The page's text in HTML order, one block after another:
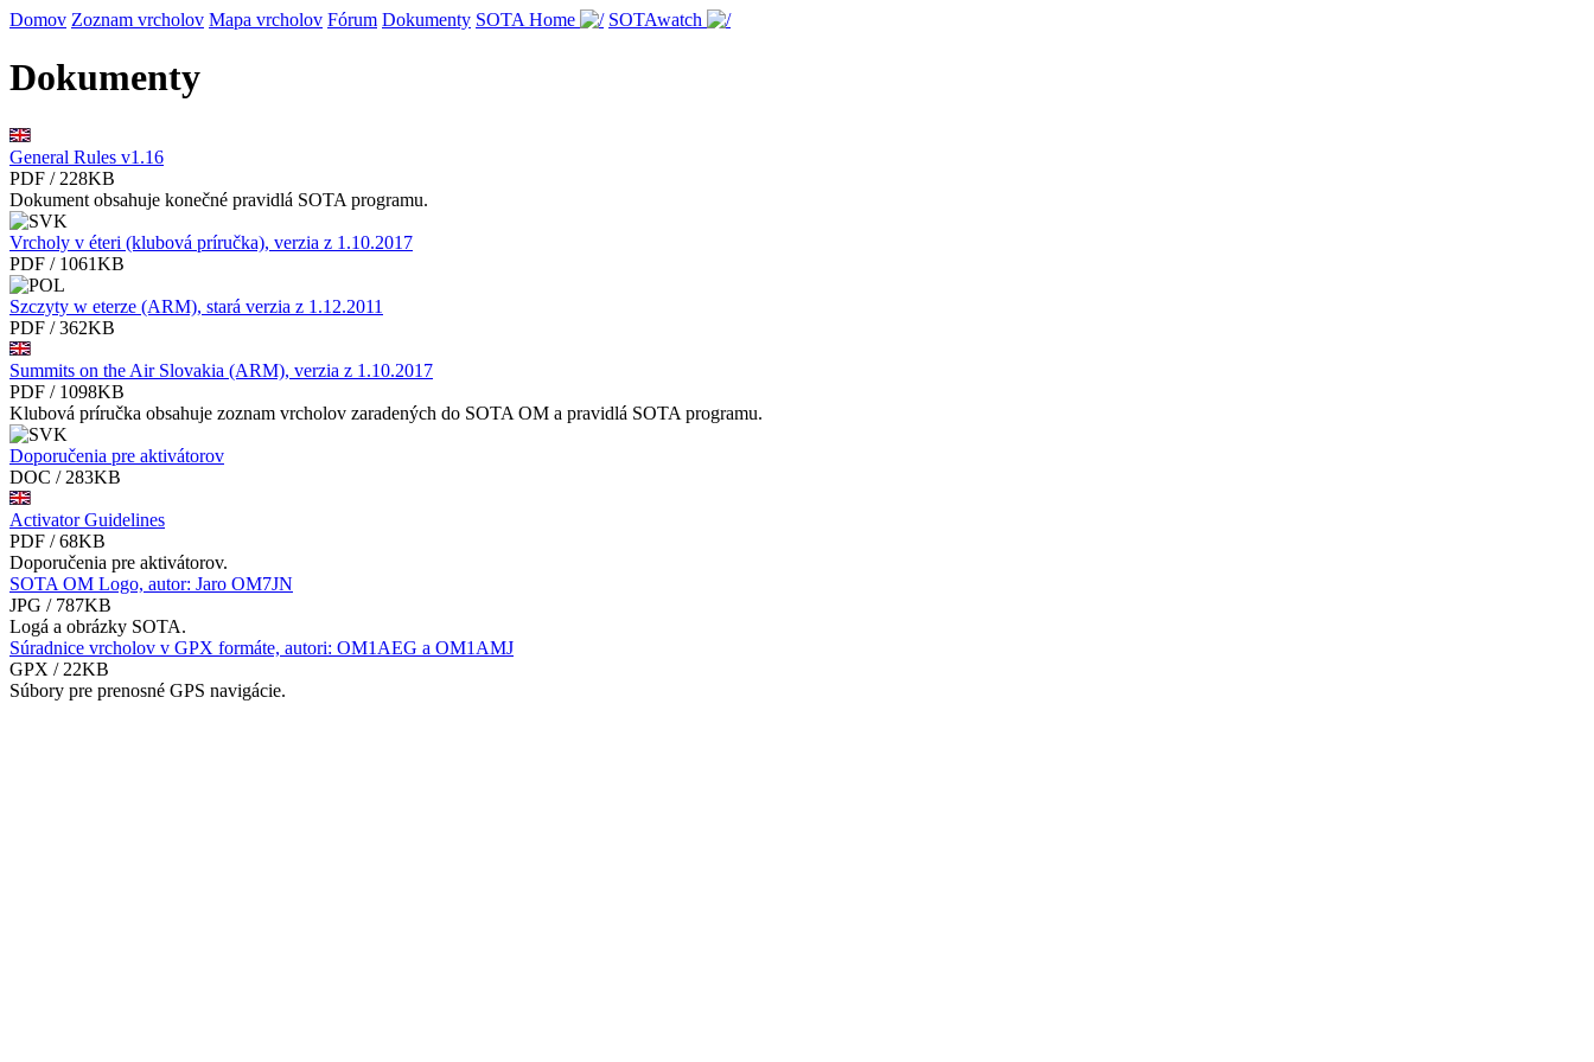
Domov Zoznam vrcholov Mapa vrcholov Fórum Dokumenty SOTA Home SOTAwatch
Dokumenty
General Rules v1.16
PDF / 228KB
Dokument obsahuje konečné pravidlá SOTA programu.
Vrcholy v éteri (klubová príručka), verzia z 1.10.2017
PDF / 1061KB
Szczyty w eterze (ARM), stará verzia z 1.12.2011
PDF / 362KB
Summits on the Air Slovakia (ARM), verzia z 1.10.2017
PDF / 1098KB
Klubová príručka obsahuje zoznam vrcholov zaradených do SOTA OM a pravidlá SOTA programu.
Doporučenia pre aktivátorov
DOC / 283KB
Activator Guidelines
PDF / 68KB
Doporučenia pre aktivátorov.
SOTA OM Logo, autor: Jaro OM7JN
JPG / 787KB
Logá a obrázky SOTA.
Súradnice vrcholov v GPX formáte, autori: OM1AEG a OM1AMJ
GPX / 22KB
Súbory pre prenosné GPS navigácie.